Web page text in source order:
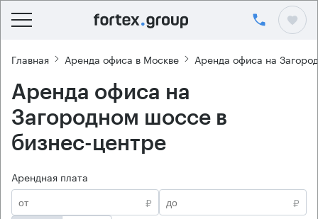
Главная Аренда офиса в Москве Аренда офиса на
Аренда офиса на
Загородном шоссе в
бизнес-центре
Арендная плата
₽
₽